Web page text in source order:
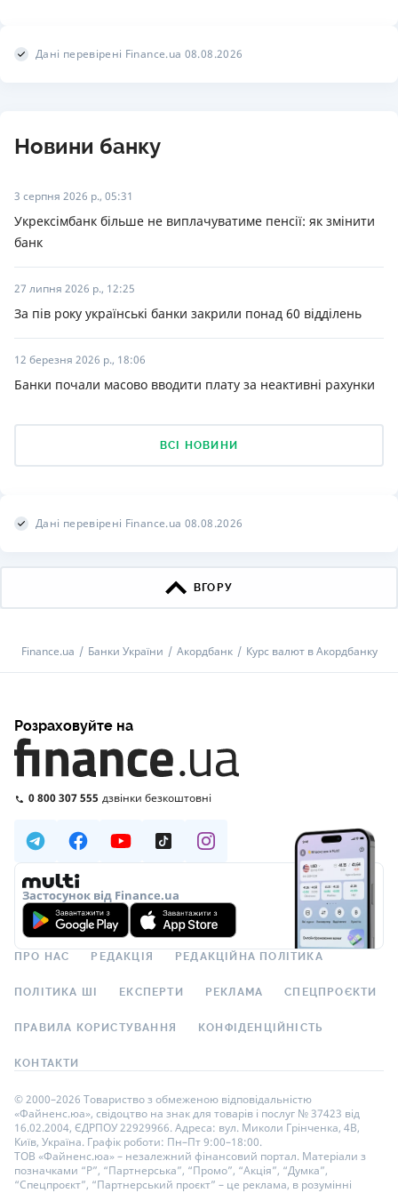
Дані перевірені Finance.ua 08.08.2026
Новини банку
3 серпня 2026 р., 05:31
Укрексімбанк більше не виплачуватиме пенсії: як змінити
банк
27 липня 2026 р., 12:25
За пів року українські банки закрили понад 60 відділень
12 березня 2026 р., 18:06
Банки почали масово вводити плату за неактивні рахунки
ВСІ НОВИНИ
Дані перевірені Finance.ua 08.08.2026
ВГОРУ
Finance.ua Банки України Акордбанк Курс валют в Акордбанку
Розраховуйте на
0 800 307 555 дзвінки безкоштовні
Застосунок від Finance.ua
ПРО НАС РЕДАКЦІЯ РЕДАКЦІЙНА ПОЛІТИКА
ПОЛІТИКА ШІ ЕКСПЕРТИ РЕКЛАМА СПЕЦПРОЄКТИ
ПРАВИЛА КОРИСТУВАННЯ КОНФІДЕНЦІЙНІСТЬ
КОНТАКТИ
© 2000–2026 Товариство з обмеженою відповідальністю
«Файненс.юа», свідоцтво на знак для товарів і послуг № 37423 від
16.02.2004, ЄДРПОУ 22929966. Адреса: вул. Миколи Грінченка, 4В,
Київ, Україна. Графік роботи: Пн–Пт 9:00–18:00.
ТОВ «Файненс.юа» – незалежний фінансовий портал. Матеріали з
позначками “Р”, “Партнерська”, “Промо”, “Акція”, “Думка”,
“Спецпроєкт”, “Партнерський проєкт” – це реклама, в розумінні